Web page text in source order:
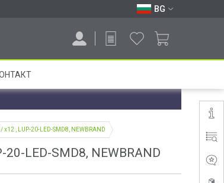
BG
, LUP-20-LED-SMD8, NEWBRAND
LED-SMD8, NEWBRAND